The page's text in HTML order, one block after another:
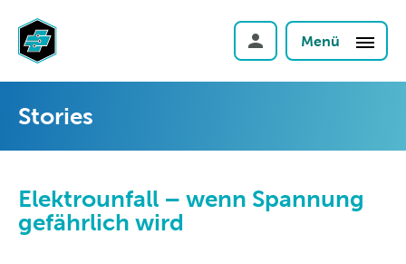
Menü
Stories
Elektrounfall – wenn Spannung
gefährlich wird